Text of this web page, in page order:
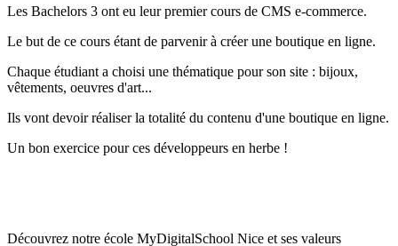
Les Bachelors 3 ont eu leur premier cours de CMS e-commerce.
Le but de ce cours étant de parvenir à créer une boutique en ligne.
Chaque étudiant a choisi une thématique pour son site : bijoux,
vêtements, oeuvres d'art...
Ils vont devoir réaliser la totalité du contenu d'une boutique en ligne.
Un bon exercice pour ces développeurs en herbe !
Découvrez notre école MyDigitalSchool Nice et ses valeurs